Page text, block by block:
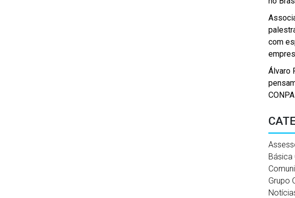
com
Álvaro
Básica
Grupo